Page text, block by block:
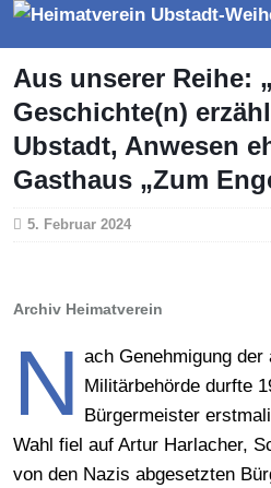
Aus unserer Reihe:
Geschichte(n)
Ubstadt, Anwesen
Gasthaus „Zum
5. Februar 2024
Archiv Heimatverein
N ach Genehmigung
Militärbehörde durfte
Bürgermeister
Wahl fiel auf Artur Harlacher,
von den Nazis abgesetzten